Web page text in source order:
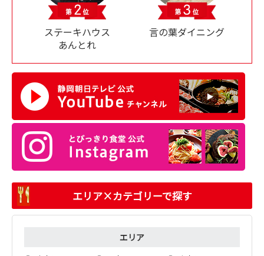
ステーキハウス
あんとれ
言の葉ダイニング
エリア×カテゴリーで探す
エリア